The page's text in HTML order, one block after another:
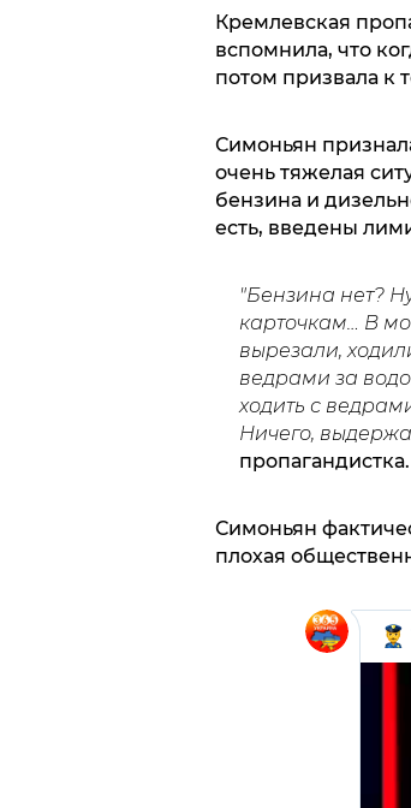
Кремлевская
вспомнила, что
потом призвала к
Симоньян
очень тяжелая
бензина и
есть, введены
"Бензина нет?
карточкам… В
вырезали,
ведрами за
ходить с
Ничего,
пропагандистка.
Симоньян
плохая